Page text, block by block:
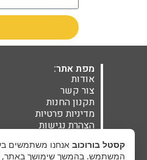
מפת אתר:
אודות
צור קשר
תקנון החנות
מדיניות פרטיות
הצהרת נגישות
קסטל בורוכוב אנחנו משתמשים
המשתמש. בהמשך שימושך באתר,